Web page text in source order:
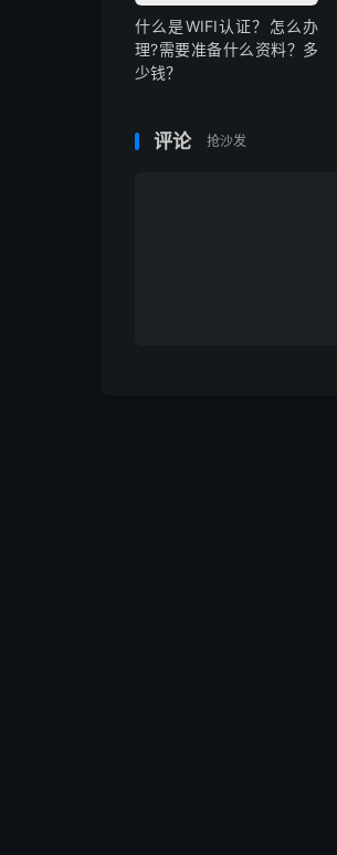
什么是WIFI认证？怎么办
理?需要准备什么资料？多
少钱？
评论 抢沙发